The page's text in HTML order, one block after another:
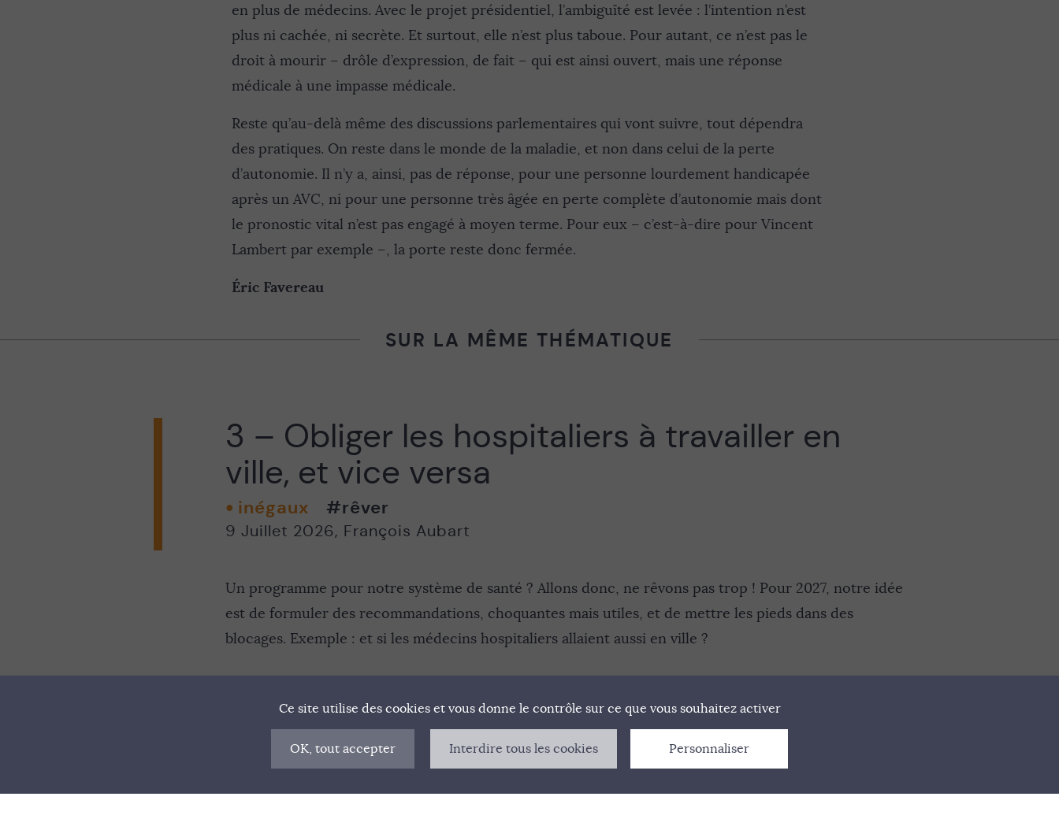
en plus de médecins. Avec le projet présidentiel, l’ambiguïté est levée : l’intention n’est
plus ni cachée, ni secrète. Et surtout, elle n’est plus taboue. Pour autant, ce n’est pas le
droit à mourir – drôle d’expression, de fait – qui est ainsi ouvert, mais une réponse
médicale à une impasse médicale.
Reste qu’au-delà même des discussions parlementaires qui vont suivre, tout dépendra
des pratiques. On reste dans le monde de la maladie, et non dans celui de la perte
d’autonomie. Il n’y a, ainsi, pas de réponse, pour une personne lourdement handicapée
après un AVC, ni pour une personne très âgée en perte complète d’autonomie mais dont
le pronostic vital n’est pas engagé à moyen terme. Pour eux – c’est-à-dire pour Vincent
Lambert par exemple –, la porte reste donc fermée.
Éric Favereau
SUR LA MÊME THÉMATIQUE
3 – Obliger les hospitaliers à travailler en
ville, et vice versa
inégaux #rêver
9 Juillet 2026, François Aubart
Un programme pour notre système de santé ? Allons donc, ne rêvons pas trop ! Pour 2027, notre idée
est de formuler des recommandations, choquantes mais utiles, et de mettre les pieds dans des
blocages. Exemple : et si les médecins hospitaliers allaient aussi en ville ?
© VIF 2022 SOUTENIR VIF NOTRE MANIFESTE QUI SOMMES-NOUS ? MENTIONS LÉGALES CONTACT GESTION DES COOKIES
Ce site utilise des cookies et vous donne le contrôle sur ce que vous souhaitez activer
OK, tout accepter Interdire tous les cookies Personnaliser